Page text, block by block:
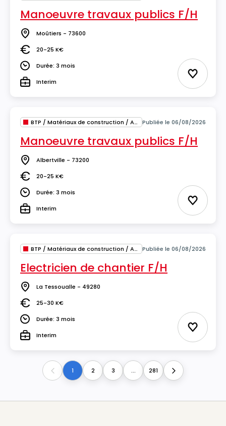
Manoeuvre travaux publics F/H
Lieu Moûtiers - 73600
Salaire20-25 K€
DuréeDurée: 3 mois
TypeInterim Ajouter
BTP / Matériaux de construction / Architecture Publiée le 06/08/2026
Manoeuvre travaux publics F/H
Lieu Albertville - 73200
Salaire20-25 K€
DuréeDurée: 3 mois
TypeInterim Ajouter
BTP / Matériaux de construction / Architecture Publiée le 06/08/2026
Electricien de chantier F/H
Lieu La Tessoualle - 49280
Salaire25-30 K€
DuréeDurée: 3 mois
TypeInterim Ajouter
Previous1 2 3 ... 281 Next